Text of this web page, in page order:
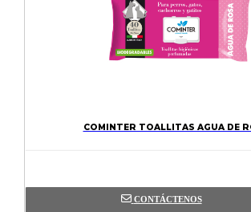
COMINTER TOALLITAS AGUA DE
CONTÁCTENOS